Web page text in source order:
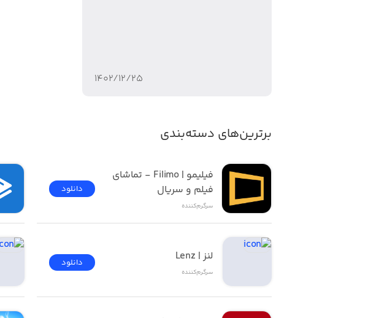
۱۴۰۲/۱۲/۲۵
برترین‌های دسته‌بندی
فیلم و سریال
سرگرم‌کننده
دانلود
لنز | Lenz
سرگرم‌کننده
دانلود